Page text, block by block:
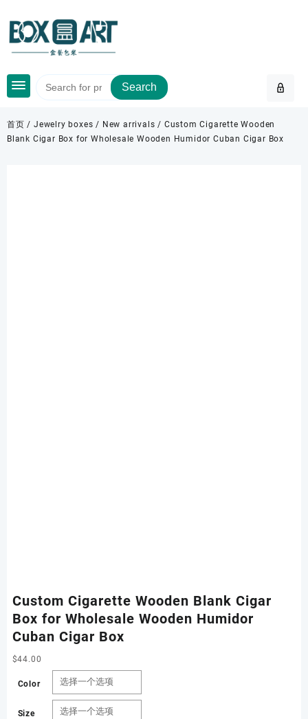
content
Search
首页 /Jewelry boxes / New arrivals / Custom Cigarette Wooden
Blank Cigar Box for Wholesale Wooden Humidor Cuban Cigar Box
Custom Cigarette Wooden Blank Cigar
Box for Wholesale Wooden Humidor
Cuban Cigar Box
$44.00
Color
Size